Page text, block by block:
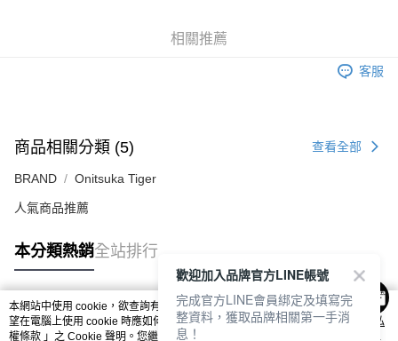
相關推薦
客服
商品相關分類 (5) 查看全部
BRAND Onitsuka Tiger
人氣商品推薦
本分類熱銷全站排行
熱門標籤
本網站中使用 cookie，欲查詢有關本網站使用 cookie 方式之詳情，及若您不希
望在電腦上使用 cookie 時應如何變更電腦的 cookie 設定，請參閱本網站「
隱私
權條款 」之 Cookie 聲明。您繼續使用本網站即表示您同意本公司得按本網站使
歡迎加入品牌官方LINE帳號
完成官方LINE會員綁定及填寫完
整資料，獲取品牌相關第一手消
息！